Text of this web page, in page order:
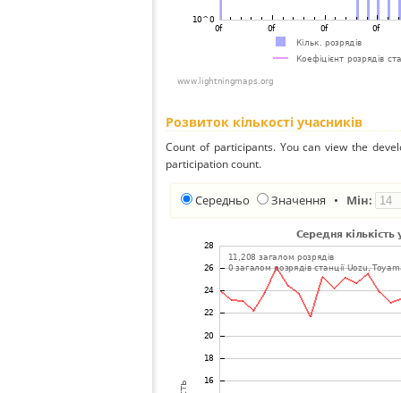
Розвиток кількості учасників
Count of participants. You can view the
participation count.
Середньо Значення • Мін: